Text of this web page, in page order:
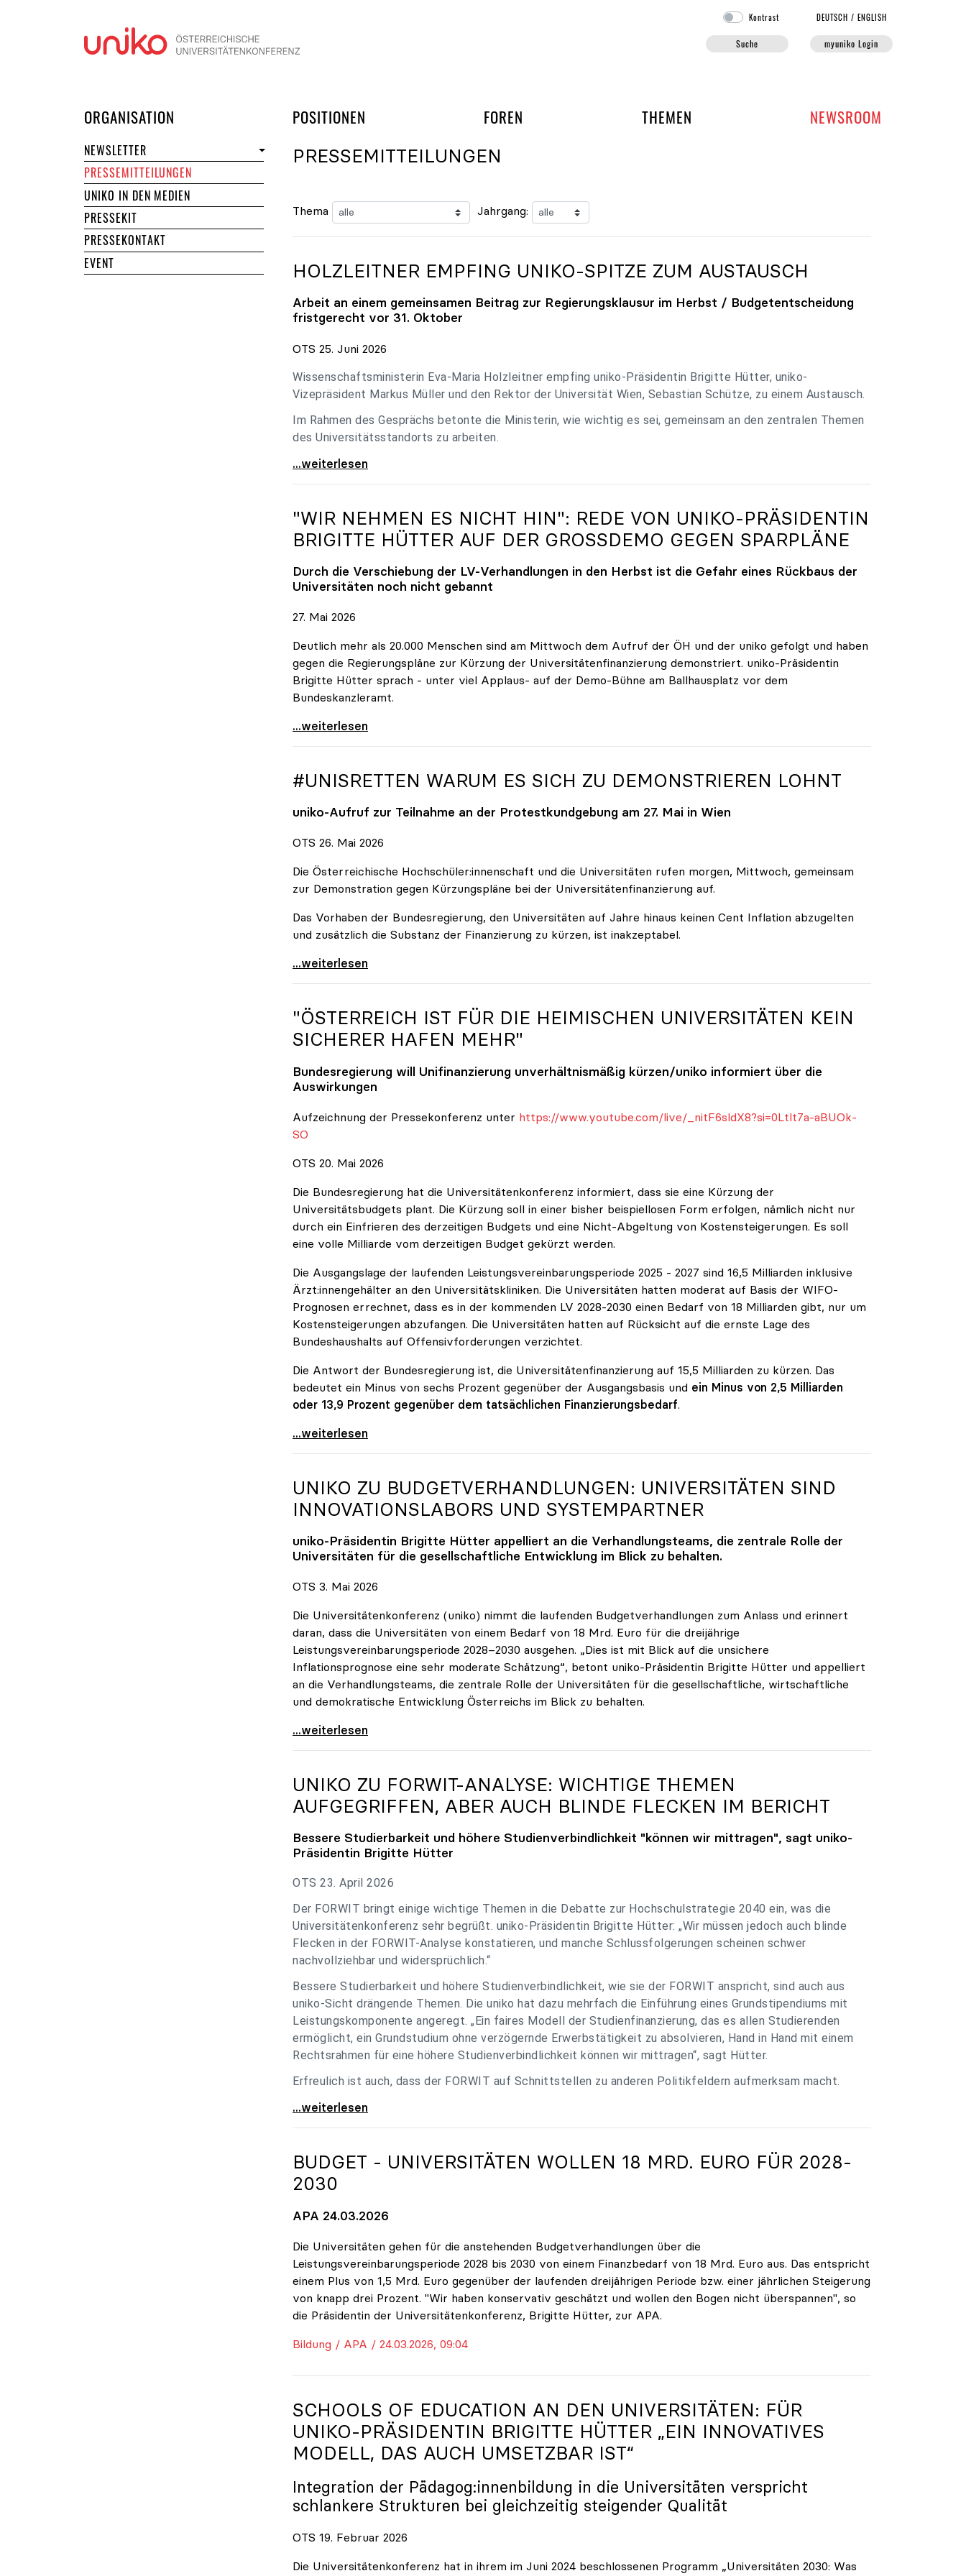
Kontrast DEUTSCH /ENGLISH
Suche myuniko Login
ORGANISATION POSITIONEN FOREN UND ARBEITSGRUPPEN DER UNIKO
THEMEN NEWSROOM
NEWSLETTER
PRESSEMITTEILUNGEN
UNIKO IN DEN MEDIEN
PRESSEKIT
PRESSEKONTAKT
EVENT
PRESSEMITTEILUNGEN
Thema Jahrgang:
HOLZLEITNER EMPFING UNIKO-SPITZE ZUM AUSTAUSCH
Arbeit an einem gemeinsamen Beitrag zur Regierungsklausur im Herbst / Budgetentscheidung
fristgerecht vor 31. Oktober
OTS 25. Juni 2026
Wissenschaftsministerin Eva-Maria Holzleitner empfing uniko-Präsidentin Brigitte Hütter, uniko-
Vizepräsident Markus Müller und den Rektor der Universität Wien, Sebastian Schütze, zu einem Austausch.
Im Rahmen des Gesprächs betonte die Ministerin, wie wichtig es sei, gemeinsam an den zentralen Themen
des Universitätsstandorts zu arbeiten.
Holzleitner empfing uniko-Spitze zum Austausch
...weiterlesen
"WIR NEHMEN ES NICHT HIN": REDE VON UNIKO-PRÄSIDENTIN
BRIGITTE HÜTTER AUF DER GROSSDEMO GEGEN SPARPLÄNE
Durch die Verschiebung der LV-Verhandlungen in den Herbst ist die Gefahr eines Rückbaus der
Universitäten noch nicht gebannt
27. Mai 2026
Deutlich mehr als 20.000 Menschen sind am Mittwoch dem Aufruf der ÖH und der uniko gefolgt und haben
gegen die Regierungspläne zur Kürzung der Universitätenfinanzierung demonstriert. uniko-Präsidentin
Brigitte Hütter sprach - unter viel Applaus- auf der Demo-Bühne am Ballhausplatz vor dem
Bundeskanzleramt.
\"Wir nehmen es nicht hin\": Rede von
...weiterlesen
#UNISRETTEN WARUM ES SICH ZU DEMONSTRIEREN LOHNT
uniko-Aufruf zur Teilnahme an der Protestkundgebung am 27. Mai in Wien
OTS 26. Mai 2026
Die Österreichische Hochschüler:innenschaft und die Universitäten rufen morgen, Mittwoch, gemeinsam
zur Demonstration gegen Kürzungspläne bei der Universitätenfinanzierung auf.
Das Vorhaben der Bundesregierung, den Universitäten auf Jahre hinaus keinen Cent Inflation abzugelten
und zusätzlich die Substanz der Finanzierung zu kürzen, ist inakzeptabel.
#UnisRetten Warum es sich zu demonstrieren lohnt
...weiterlesen
"ÖSTERREICH IST FÜR DIE HEIMISCHEN UNIVERSITÄTEN KEIN
SICHERER HAFEN MEHR"
Bundesregierung will Unifinanzierung unverhältnismäßig kürzen/uniko informiert über die
Auswirkungen
Aufzeichnung der Pressekonferenz unter https://www.youtube.com/live/_nitF6sldX8?si=0Ltlt7a-aBUOk-
SO
OTS 20. Mai 2026
Die Bundesregierung hat die Universitätenkonferenz informiert, dass sie eine Kürzung der
Universitätsbudgets plant. Die Kürzung soll in einer bisher beispiellosen Form erfolgen, nämlich nicht nur
durch ein Einfrieren des derzeitigen Budgets und eine Nicht-Abgeltung von Kostensteigerungen. Es soll
eine volle Milliarde vom derzeitigen Budget gekürzt werden.
Die Ausgangslage der laufenden Leistungsvereinbarungsperiode 2025 - 2027 sind 16,5 Milliarden inklusive
Ärzt:innengehälter an den Universitätskliniken. Die Universitäten hatten moderat auf Basis der WIFO-
Prognosen errechnet, dass es in der kommenden LV 2028-2030 einen Bedarf von 18 Milliarden gibt, nur um
Kostensteigerungen abzufangen. Die Universitäten hatten auf Rücksicht auf die ernste Lage des
Bundeshaushalts auf Offensivforderungen verzichtet.
Die Antwort der Bundesregierung ist, die Universitätenfinanzierung auf 15,5 Milliarden zu kürzen. Das
bedeutet ein Minus von sechs Prozent gegenüber der Ausgangsbasis und ein Minus von 2,5 Milliarden
oder 13,9 Prozent gegenüber dem tatsächlichen Finanzierungsbedarf.
\"Österreich ist für die heimischen Universitäten
...weiterlesen
UNIKO ZU BUDGETVERHANDLUNGEN: UNIVERSITÄTEN SIND
INNOVATIONSLABORS UND SYSTEMPARTNER
uniko-Präsidentin Brigitte Hütter appelliert an die Verhandlungsteams, die zentrale Rolle der
Universitäten für die gesellschaftliche Entwicklung im Blick zu behalten.
OTS 3. Mai 2026
Die Universitätenkonferenz (uniko) nimmt die laufenden Budgetverhandlungen zum Anlass und erinnert
daran, dass die Universitäten von einem Bedarf von 18 Mrd. Euro für die dreijährige
Leistungsvereinbarungsperiode 2028–2030 ausgehen. „Dies ist mit Blick auf die unsichere
Inflationsprognose eine sehr moderate Schätzung“, betont uniko-Präsidentin Brigitte Hütter und appelliert
an die Verhandlungsteams, die zentrale Rolle der Universitäten für die gesellschaftliche, wirtschaftliche
und demokratische Entwicklung Österreichs im Blick zu behalten.
uniko zu Budgetverhandlungen: Universitäten sind
...weiterlesen
UNIKO ZU FORWIT-ANALYSE: WICHTIGE THEMEN
AUFGEGRIFFEN, ABER AUCH BLINDE FLECKEN IM BERICHT
Bessere Studierbarkeit und höhere Studienverbindlichkeit "können wir mittragen", sagt uniko-
Präsidentin Brigitte Hütter
OTS 23. April 2026
Der FORWIT bringt einige wichtige Themen in die Debatte zur Hochschulstrategie 2040 ein, was die
Universitätenkonferenz sehr begrüßt. uniko-Präsidentin Brigitte Hütter: „Wir müssen jedoch auch blinde
Flecken in der FORWIT-Analyse konstatieren, und manche Schlussfolgerungen scheinen schwer
nachvollziehbar und widersprüchlich.“
Bessere Studierbarkeit und höhere Studienverbindlichkeit, wie sie der FORWIT anspricht, sind auch aus
uniko-Sicht drängende Themen. Die uniko hat dazu mehrfach die Einführung eines Grundstipendiums mit
Leistungskomponente angeregt. „Ein faires Modell der Studienfinanzierung, das es allen Studierenden
ermöglicht, ein Grundstudium ohne verzögernde Erwerbstätigkeit zu absolvieren, Hand in Hand mit einem
Rechtsrahmen für eine höhere Studienverbindlichkeit können wir mittragen“, sagt Hütter.
Erfreulich ist auch, dass der FORWIT auf Schnittstellen zu anderen Politikfeldern aufmerksam macht.
uniko zu FORWIT-Analyse: Wichtige Themen
...weiterlesen
BUDGET - UNIVERSITÄTEN WOLLEN 18 MRD. EURO FÜR 2028-
2030
APA 24.03.2026
Die Universitäten gehen für die anstehenden Budgetverhandlungen über die
Leistungsvereinbarungsperiode 2028 bis 2030 von einem Finanzbedarf von 18 Mrd. Euro aus. Das entspricht
einem Plus von 1,5 Mrd. Euro gegenüber der laufenden dreijährigen Periode bzw. einer jährlichen Steigerung
von knapp drei Prozent. "Wir haben konservativ geschätzt und wollen den Bogen nicht überspannen", so
die Präsidentin der Universitätenkonferenz, Brigitte Hütter, zur APA.
Bildung / APA / 24.03.2026, 09:04
SCHOOLS OF EDUCATION AN DEN UNIVERSITÄTEN: FÜR
UNIKO-PRÄSIDENTIN BRIGITTE HÜTTER „EIN INNOVATIVES
MODELL, DAS AUCH UMSETZBAR IST“
Integration der Pädagog:innenbildung in die Universitäten verspricht
schlankere Strukturen bei gleichzeitig steigender Qualität
OTS 19. Februar 2026
Die Universitätenkonferenz hat in ihrem im Juni 2024 beschlossenen Programm „Universitäten 2030: Was